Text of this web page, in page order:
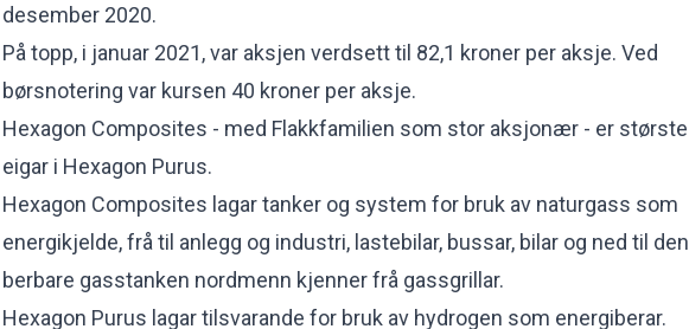
desember 2020.
På topp, i januar 2021, var aksjen verdsett til 82,1 kroner per aksje. Ved
børsnotering var kursen 40 kroner per aksje.
Hexagon Composites - med Flakkfamilien som stor aksjonær - er største
eigar i Hexagon Purus.
Hexagon Composites lagar tanker og system for bruk av naturgass som
energikjelde, frå til anlegg og industri, lastebilar, bussar, bilar og ned til den
berbare gasstanken nordmenn kjenner frå gassgrillar.
Hexagon Purus lagar tilsvarande for bruk av hydrogen som energiberar.